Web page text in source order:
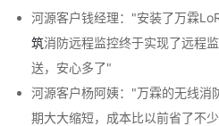
河源客户钱经理："安装了万霖
筑消防远程监控终于实现了远程
送，安心多了"
河源客户杨阿姨："万霖的无线消
期大大缩短，成本比以前省了不